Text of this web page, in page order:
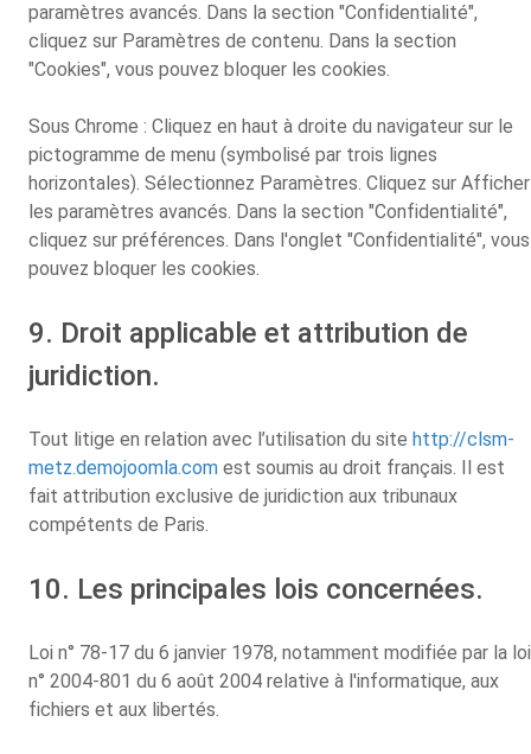
paramètres avancés. Dans la section "Confidentialité",
cliquez sur Paramètres de contenu. Dans la section
"Cookies", vous pouvez bloquer les cookies.
Sous Chrome : Cliquez en haut à droite du navigateur sur le
pictogramme de menu (symbolisé par trois lignes
horizontales). Sélectionnez Paramètres. Cliquez sur Afficher
les paramètres avancés. Dans la section "Confidentialité",
cliquez sur préférences. Dans l'onglet "Confidentialité", vous
pouvez bloquer les cookies.
9. Droit applicable et attribution de
juridiction.
Tout litige en relation avec l’utilisation du site http://clsm-
metz.demojoomla.com est soumis au droit français. Il est
fait attribution exclusive de juridiction aux tribunaux
compétents de Paris.
10. Les principales lois concernées.
Loi n° 78-17 du 6 janvier 1978, notamment modifiée par la loi
n° 2004-801 du 6 août 2004 relative à l'informatique, aux
fichiers et aux libertés.